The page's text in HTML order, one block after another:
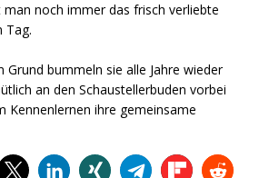
noch immer das frisch verliebte
Tag.
Grund bummeln sie alle Jahre wieder
an den Schaustellerbuden vorbei
Kennenlernen ihre gemeinsame